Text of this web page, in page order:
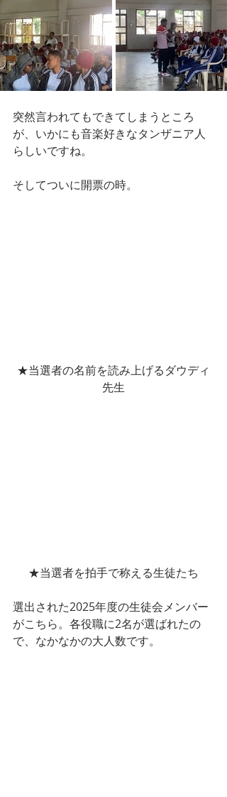
突然言われてもできてしまうところ
が、いかにも音楽好きなタンザニア人
らしいですね。
そしてついに開票の時。
★当選者の名前を読み上げるダウディ
先生
★当選者を拍手で称える生徒たち
選出された2025年度の生徒会メンバー
がこちら。各役職に2名が選ばれたの
で、なかなかの大人数です。